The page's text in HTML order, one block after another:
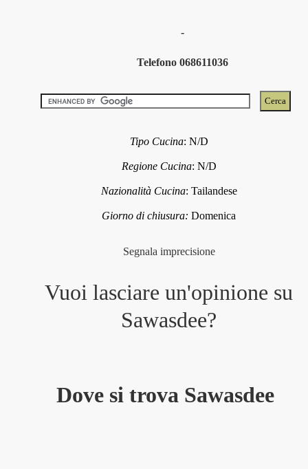
-
Telefono 068611036
Tipo Cucina: N/D
Regione Cucina: N/D
Nazionalità Cucina: Tailandese
Giorno di chiusura:Domenica
Segnala imprecisione
Vuoi lasciare un'opinione su
Sawasdee?
Dove si trova Sawasdee